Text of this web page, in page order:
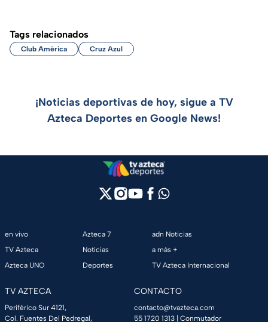
Tags relacionados
Club América Cruz Azul
¡Noticias deportivas de hoy, sigue a TV
Azteca Deportes en Google News!
en vivo
TV Azteca
Azteca UNO
Azteca 7
Noticias
Deportes
adn Noticias
a más +
TV Azteca Internacional
TV AZTECA
Periférico Sur 4121,
Col. Fuentes Del Pedregal,
CONTACTO
contacto@tvazteca.com
55 1720 1313 | Conmutador